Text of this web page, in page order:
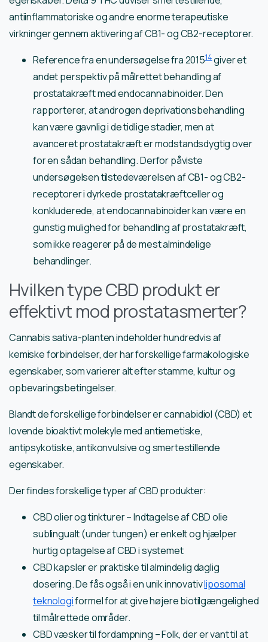
antiinflammatoriske og andre enorme terapeutiske
virkninger gennem aktivering af CB1- og CB2-receptorer.
Reference fra en undersøgelse fra 201514giver et
andet perspektiv på målrettet behandling af
prostatakræft med endocannabinoider. Den
rapporterer, at androgen deprivationsbehandling
kan være gavnlig i de tidlige stadier, men at
avanceret prostatakræft er modstandsdygtig over
for en sådan behandling. Derfor påviste
undersøgelsen tilstedeværelsen af CB1- og CB2-
receptorer i dyrkede prostatakræftceller og
konkluderede, at endocannabinoider kan være en
gunstig mulighed for behandling af prostatakræft,
som ikke reagerer på de mest almindelige
behandlinger.
Hvilken type CBD produkt er
effektivt mod prostatasmerter?
Cannabis sativa-planten indeholder hundredvis af
kemiske forbindelser, der har forskellige farmakologiske
egenskaber, som varierer alt efter stamme, kultur og
opbevaringsbetingelser.
Blandt de forskellige forbindelser er cannabidiol (CBD) et
lovende bioaktivt molekyle med antiemetiske,
antipsykotiske, antikonvulsive og smertestillende
egenskaber.
Der findes forskellige typer af CBD produkter:
CBD olier og tinkturer – Indtagelse af CBD olie
sublingualt (under tungen) er enkelt og hjælper
hurtig optagelse af CBD i systemet
CBD kapsler er praktiske til almindelig daglig
dosering. De fås også i en unik innovativliposomal
teknologiformel for at give højere biotilgængelighed
til målrettede områder.
CBD væsker til fordampning – Folk, der er vant til at